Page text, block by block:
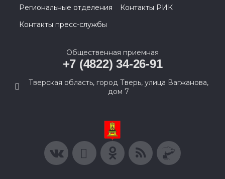
Региональные отделения
Контакты РИК
Контакты пресс-службы
Общественная приемная
+7 (4822) 34-26-91
Тверская область, город Тверь, улица Вагжанова,
дом 7